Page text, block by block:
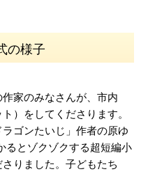
の様子
家のみなさんが、市内
）をしてくださります。
ゴンたいじ」作者の原ゆ
るとゾクゾクする超短編小
りました。子どもたち